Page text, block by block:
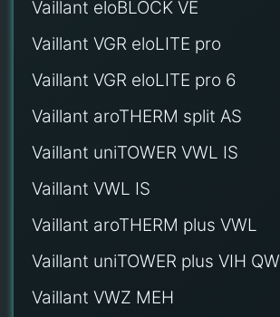
Vaillant eloBLOCK VE
Vaillant VGR eloLITE pro
Vaillant VGR eloLITE pro 6
Vaillant aroTHERM split AS
Vaillant uniTOWER VWL IS
Vaillant VWL IS
Vaillant aroTHERM plus VWL
Vaillant uniTOWER plus VIH QW
Vaillant VWZ MEH